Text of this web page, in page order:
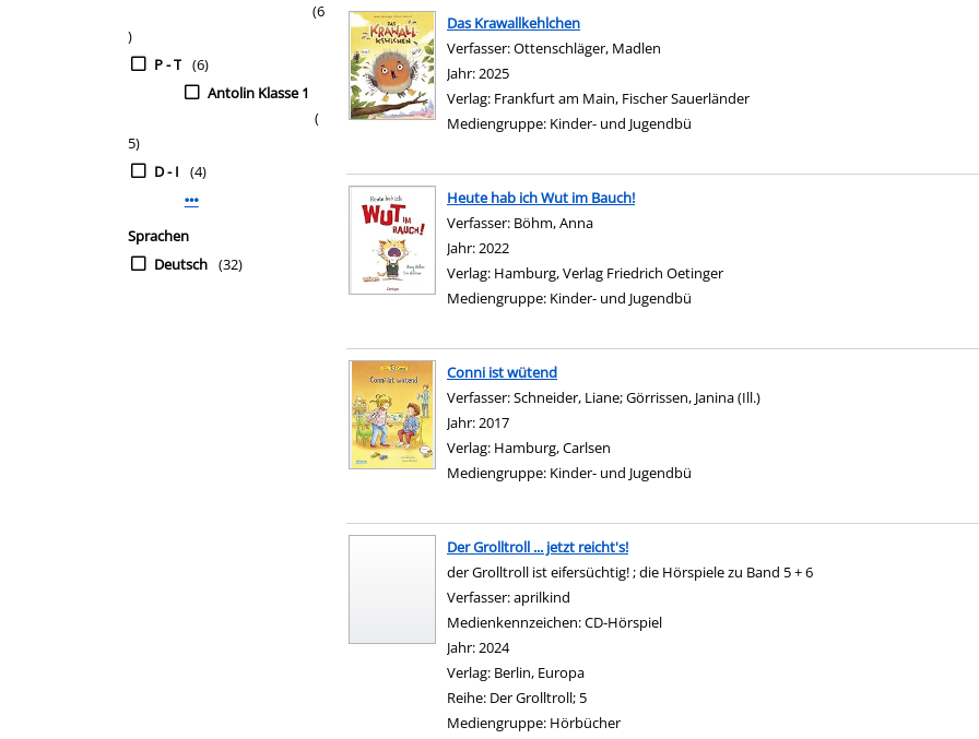
(6
)
P - T (6)
Antolin Klasse 1
(
5)
D - I
(4)
Mehr Interessenkreis-Filter anzeigen
Sprachen
Deutsch (32)
Das Krawallkehlchen
Verfasser:Ottenschläger, Madlen
Jahr:2025
Verlag: Frankfurt am Main, Fischer Sauerländer
Mediengruppe: Kinder- und Jugendbü
Heute hab ich Wut im Bauch!
Verfasser: Böhm, Anna
Jahr:2022
Verlag: Hamburg, Verlag Friedrich Oetinger
Mediengruppe: Kinder- und Jugendbü
Conni ist wütend
Verfasser:Schneider, Liane;Görrissen, Janina (Ill.)
Jahr:2017
Verlag: Hamburg, Carlsen
Mediengruppe: Kinder- und Jugendbü
Der Grolltroll ... jetzt reicht's!
der Grolltroll ist eifersüchtig! ; die Hörspiele zu Band 5 + 6
Verfasser:aprilkind
Medienkennzeichen:CD-Hörspiel
Jahr:2024
Verlag: Berlin, Europa
Reihe: Der Grolltroll; 5
Mediengruppe: Hörbücher